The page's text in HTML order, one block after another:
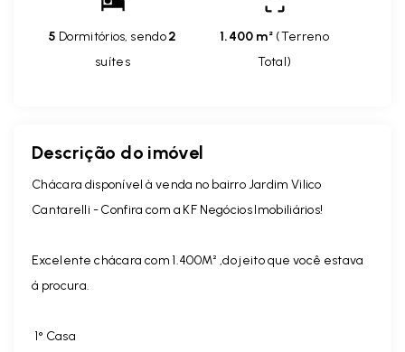
5 Dormitórios, sendo2
suítes
1.400 m² (Terreno
Total)
Descrição do imóvel
Chácara disponível à venda no bairro Jardim Vilico
Cantarelli - Confira com a KF Negócios Imobiliários!
Excelente chácara com 1.400M² ,do jeito que você estava
á procura.
1° Casa